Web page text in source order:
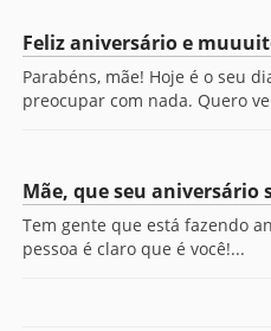
Feliz aniversário e
Parabéns, mãe! Hoje é o seu
preocupar com nada. Quero
Mãe, que seu aniversário
Tem gente que está fazendo
pessoa é claro que é você!...